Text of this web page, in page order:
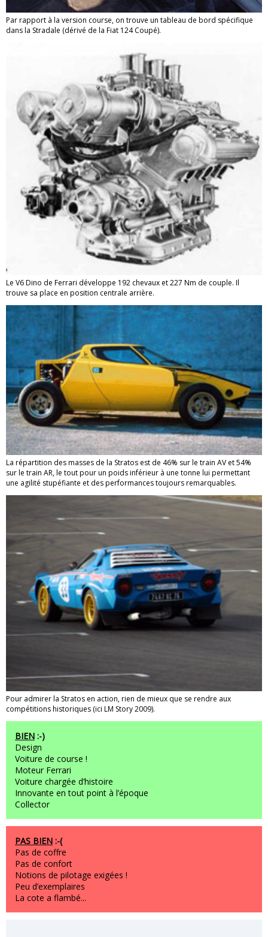
Par rapport à la version course, on trouve un tableau de bord spécifique
dans la Stradale (dérivé de la Fiat 124 Coupé).
Le V6 Dino de Ferrari développe 192 chevaux et 227 Nm de couple. Il
trouve sa place en position centrale arrière.
La répartition des masses de la Stratos est de 46% sur le train AV et 54%
sur le train AR, le tout pour un poids inférieur à une tonne lui permettant
une agilité stupéfiante et des performances toujours remarquables.
Pour admirer la Stratos en action, rien de mieux que se rendre aux
compétitions historiques (ici LM Story 2009).
BIEN :-)
Design
Voiture de course !
Moteur Ferrari
Voiture chargée d’histoire
Innovante en tout point à l’époque
Collector
PAS BIEN :-(
Pas de coffre
Pas de confort
Notions de pilotage exigées !
Peu d’exemplaires
La cote a flambé...